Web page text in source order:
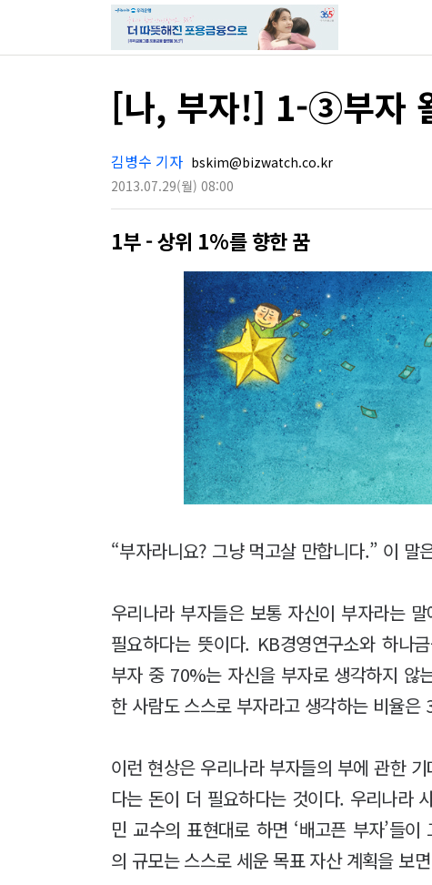
[나, 부자!] 1-③부자
김병수 기자 bskim@bizwatch.co.kr
2013.07.29(월) 08:00
1부 - 상위 1%를 향한 꿈
“부자라니요? 그냥 먹고살 만합니다.” 이 말
우리나라 부자들은 보통 자신이 부자라는
필요하다는 뜻이다. KB경영연구소와 하나
부자 중 70%는 자신을 부자로 생각하지 않
한 사람도 스스로 부자라고 생각하는 비율은
이런 현상은 우리나라 부자들의 부에 관한
다는 돈이 더 필요하다는 것이다. 우리나라
민 교수의 표현대로 하면 ‘배고픈 부자’들
의 규모는 스스로 세운 목표 자산 계획을 보